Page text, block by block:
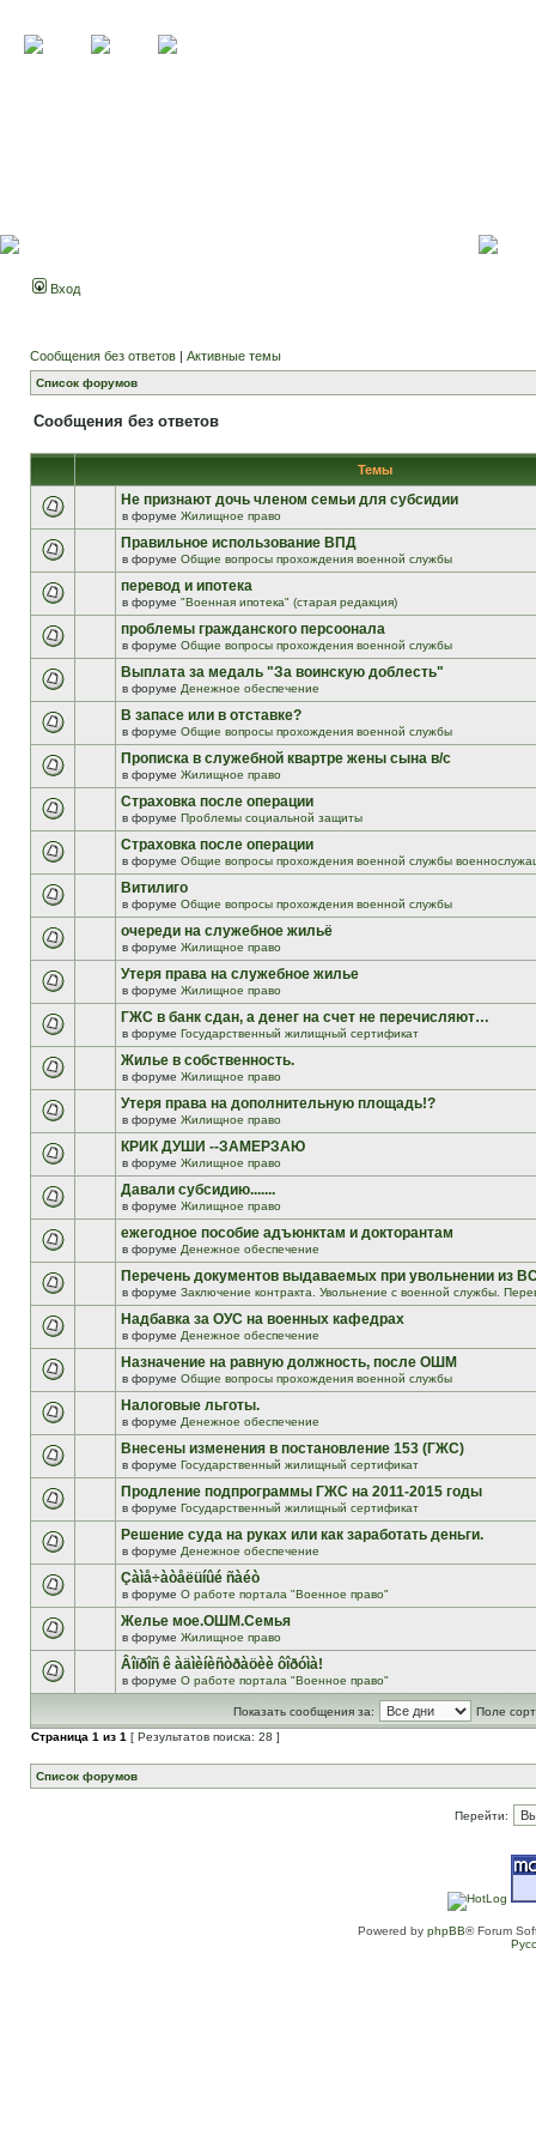
Вход
Сообщения без ответов | Активные темы
Список форумов
Сообщения без ответов
Темы
Не признают дочь членом семьи для субсидии
в форуме Жилищное право
Правильное использование ВПД
в форуме Общие вопросы прохождения военной службы
перевод и ипотека
в форуме "Военная ипотека" (старая редакция)
проблемы гражданского персоонала
в форуме Общие вопросы прохождения военной службы
Выплата за медаль "За воинскую доблесть"
в форуме Денежное обеспечение
В запасе или в отставке?
в форуме Общие вопросы прохождения военной службы
Прописка в служебной квартре жены сына в/с
в форуме Жилищное право
Страховка после операции
в форуме Проблемы социальной защиты
Страховка после операции
в форуме Общие вопросы прохождения военной службы
Витилиго
в форуме Общие вопросы прохождения военной службы
очереди на служебное жильё
в форуме Жилищное право
Утеря права на служебное жилье
в форуме Жилищное право
ГЖС в банк сдан, а денег на счет не перечисляют…
в форуме Государственный жилищный сертификат
Жилье в собственность.
в форуме Жилищное право
Утеря права на дополнительную площадь!?
в форуме Жилищное право
КРИК ДУШИ --ЗАМЕРЗАЮ
в форуме Жилищное право
Давали субсидию.......
в форуме Жилищное право
ежегодное пособие адъюнктам и докторантам
в форуме Денежное обеспечение
Перечень документов выдаваемых при увольнении из
в форуме Заключение контракта. Увольнение с военной службы.
Надбавка за ОУС на военных кафедрах
в форуме Денежное обеспечение
Назначение на равную должность, после ОШМ
в форуме Общие вопросы прохождения военной службы
Налоговые льготы.
в форуме Денежное обеспечение
Внесены изменения в постановление 153 (ГЖС)
в форуме Государственный жилищный сертификат
Продление подпрограммы ГЖС на 2011-2015 годы
в форуме Государственный жилищный сертификат
Решение суда на руках или как заработать деньги.
в форуме Денежное обеспечение
Çàìå÷àòåëüíûé ñàéò
в форуме О работе портала "Военное право"
Желье мое.ОШМ.Семья
в форуме Жилищное право
Âîïðîñ ê àäìèíèñòðàöèè ôîðóìà!
в форуме О работе портала "Военное право"
Показать сообщения за:
Поле
Страница 1 из 1 [ Результатов поиска: 28 ]
Список форумов
Перейти:
Powered by phpBB® Forum